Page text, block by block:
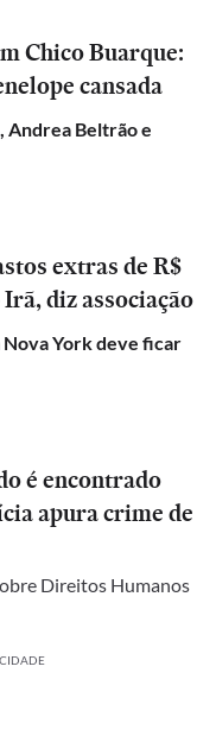
Chico Buarque:
cansada
Andrea Beltrão e
extras de R$
diz associação
Nova York deve ficar
é encontrado
apura crime de
Direitos Humanos